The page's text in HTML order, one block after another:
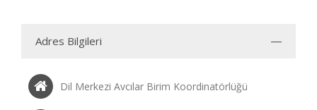
Adres Bilgileri
Dil Merkezi Avcılar Birim Koordinatörlüğü